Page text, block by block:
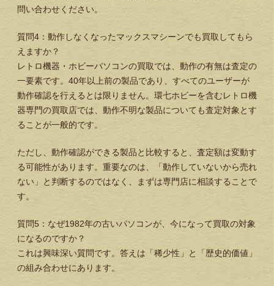
問い合わせください。
質問4：動作しなくなったマックスマシーンでも買取してもら
えますか？
レトロ機器・ホビーパソコンの買取では、動作の有無は査定の
一要素です。40年以上前の製品であり、すべてのユーザーが
動作確認を行えるとは限りません。環七ホビーを含むレトロ機
器専門の買取店では、動作不明な製品についても査定対象とす
ることが一般的です。
ただし、動作確認ができる製品と比較すると、査定額は変動す
る可能性があります。重要なのは、「動作していないから売れ
ない」と判断するのではなく、まずは専門店に相談することで
す。
質問5：なぜ1982年の古いパソコンが、今になって買取の対象
になるのですか？
これは興味深い質問です。答えは 「稀少性」と「歴史的価値」
の組み合わせにあります。